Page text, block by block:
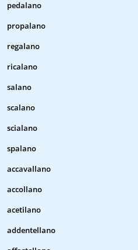
pedalano
propalano
regalano
ricalano
salano
scalano
scialano
spalano
accavallano
accollano
acetilano
addentellano